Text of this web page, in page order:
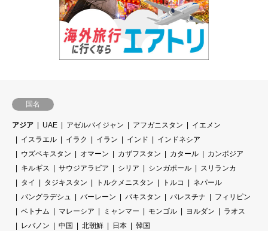
国名
アジア UAE アゼルバイジャン アフガニスタン
イエメン
イスラエル
イラク イラン インド
インドネシア
ウズベキスタン
オマーン カザフスタン カタール
カンボジア
キルギス
サウジアラビア シリア シンガポール
スリランカ
タイ
タジキスタン トルクメニスタン トルコ
ネパール
バングラデシュ
バーレーン パキスタン パレスチナ
フィリピン
ベトナム
マレーシア ミャンマー モンゴル ヨルダン
ラオス
レバノン
中国 北朝鮮 日本
韓国